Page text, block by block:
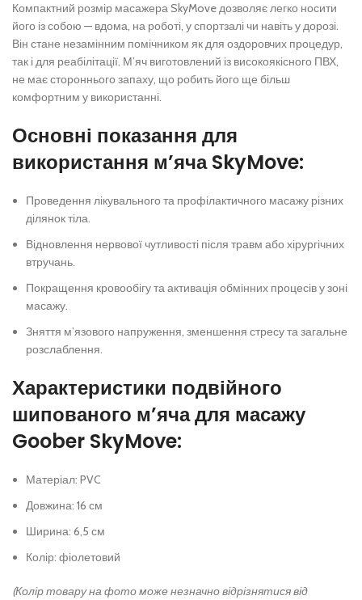
Компактний розмір масажера SkyMove дозволяє легко носити
його із собою — вдома, на роботі, у спортзалі чи навіть у дорозі.
Він стане незамінним помічником як для оздоровчих процедур,
так і для реабілітації. М’яч виготовлений із високоякісного ПВХ,
не має стороннього запаху, що робить його ще більш
комфортним у використанні.
Основні показання для
використання м’яча SkyMove:
Проведення лікувального та профілактичного масажу різних
ділянок тіла.
Відновлення нервової чутливості після травм або хірургічних
втручань.
Покращення кровообігу та активація обмінних процесів у зоні
масажу.
Зняття м’язового напруження, зменшення стресу та загальне
розслаблення.
Характеристики подвійного
шипованого м’яча для масажу
Goober SkyMove:
Матеріал: PVC
Довжина: 16 см
Ширина: 6,5 см
Колір: фіолетовий
(Колір товару на фото може незначно відрізнятися від